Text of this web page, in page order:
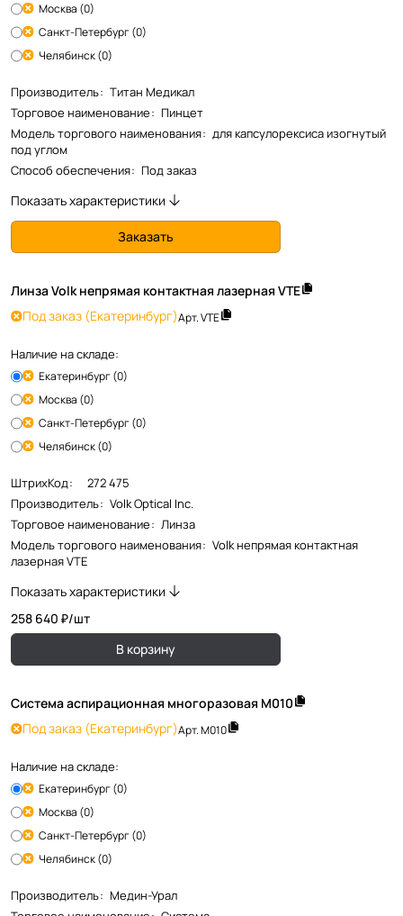
Москва (0)
Санкт-Петербург (0)
Челябинск (0)
Производитель: Титан Медикал
Торговое наименование: Пинцет
Модель торгового наименования: для капсулорексиса изогнутый
под углом
Способ обеспечения: Под заказ
Показать характеристики
Заказать
Линза Volk непрямая контактная лазерная VTE
Под заказ (Екатеринбург)Арт.VTE
Наличие на складе:
Екатеринбург (0)
Москва (0)
Санкт-Петербург (0)
Челябинск (0)
ШтрихКод:
272 475
Производитель: Volk Optical Inc.
Торговое наименование: Линза
Модель торгового наименования: Volk непрямая контактная
лазерная VTE
Показать характеристики
258 640 ₽/шт
В корзину
Система аспирационная многоразовая М010
Под заказ (Екатеринбург)Арт.М010
Наличие на складе:
Екатеринбург (0)
Москва (0)
Санкт-Петербург (0)
Челябинск (0)
Производитель: Медин-Урал